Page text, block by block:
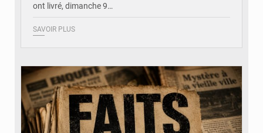
ont livré, dimanche 9…
SAVOIR PLUS